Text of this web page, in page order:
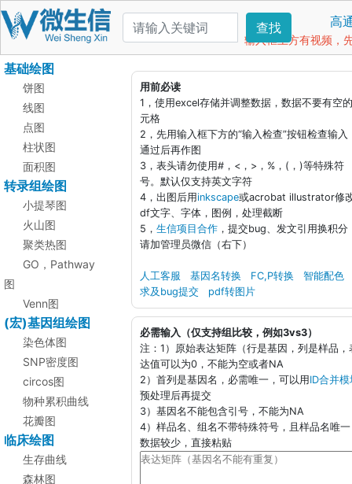
查找 高
输入框上方有视频，
基础绘图
饼图
线图
点图
柱状图
面积图
转录组绘图
小提琴图
火山图
聚类热图
GO，Pathway
图
Venn图
(宏)基因组绘图
染色体图
SNP密度图
circos图
物种累积曲线
花瓣图
临床绘图
生存曲线
森林图
用前必读
1，使用excel存储并调整数据，数据不要有空
元格
2，先用输入框下方的“输入检查”按钮检查输入
通过后再作图
3，表头请勿使用#，<，>，%，(，)等特殊符
号。默认仅支持英文字符
4，出图后用inkscape或acrobat illustrator修
df文字、字体，图例，处理截断
5， 生信项目合作 ，提交bug、发文引用换积分
请加管理员微信（右下）
人工客服 基因名转换 FC,P转换
智能配色
求及bug提交
pdf转图片
必需输入（仅支持组比较，例如3vs3）
注：1）原始表达矩阵（行是基因，列是样品，
达值可以为0，不能为空或者NA
2）首列是基因名，必需唯一，可以用 ID合并模
预处理后再提交
3）基因名不能包含引号，不能为NA
4）样品名、组名不带特殊符号，且样品名唯一
数据较少，直接粘贴